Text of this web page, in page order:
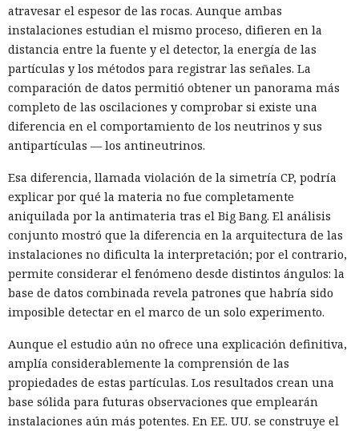
atravesar el espesor de las rocas. Aunque ambas
instalaciones estudian el mismo proceso, difieren en la
distancia entre la fuente y el detector, la energía de las
partículas y los métodos para registrar las señales. La
comparación de datos permitió obtener un panorama más
completo de las oscilaciones y comprobar si existe una
diferencia en el comportamiento de los neutrinos y sus
antipartículas — los antineutrinos.
Esa diferencia, llamada violación de la simetría CP, podría
explicar por qué la materia no fue completamente
aniquilada por la antimateria tras el Big Bang. El análisis
conjunto mostró que la diferencia en la arquitectura de las
instalaciones no dificulta la interpretación; por el contrario,
permite considerar el fenómeno desde distintos ángulos: la
base de datos combinada revela patrones que habría sido
imposible detectar en el marco de un solo experimento.
Aunque el estudio aún no ofrece una explicación definitiva,
amplía considerablemente la comprensión de las
propiedades de estas partículas. Los resultados crean una
base sólida para futuras observaciones que emplearán
instalaciones aún más potentes. En EE. UU. se construye el